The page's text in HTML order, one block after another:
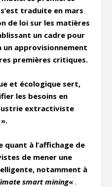
traduite en mars
de loi sur les matières
un cadre pour
un approvisionnement
premières critiques.
et écologique sert,
les besoins en
extractiviste
à l’affichage de
de mener une
notamment à
smart mining«.